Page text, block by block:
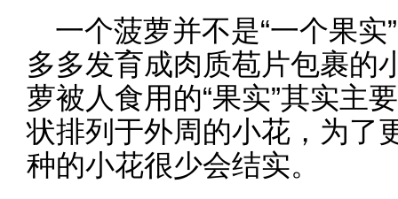
一个菠萝并不是“一个果
多多发育成肉质苞片包裹的
萝被人食用的“果实”其实主
状排列于外周的小花，为了
种的小花很少会结实。